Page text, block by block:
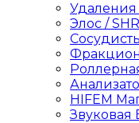
Удаления
Элос / SHR
HIFEM
Звуковая